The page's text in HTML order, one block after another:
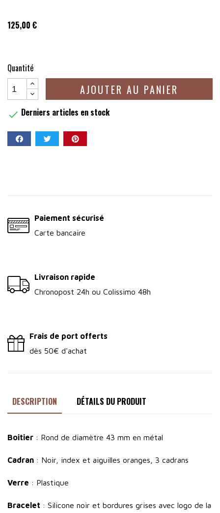
125,00 €
Quantité
AJOUTER AU PANIER
 Derniers articles en stock
Partager
Paiement sécurisé
Carte bancaire
Livraison rapide
Chronopost 24h ou Colissimo 48h
Frais de port offerts
dès 50€ d'achat
DESCRIPTION DÉTAILS DU PRODUIT
Boitier : Rond de diamètre 43 mm en métal
Cadran : Noir, index et aiguilles oranges, 3 cadrans
Verre : Plastique
Bracelet : Silicone noir et bordures grises avec logo de la